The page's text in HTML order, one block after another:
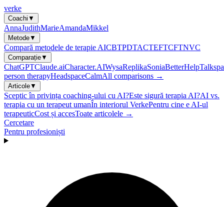
verke
Coachi ▼
AnnaJudithMarieAmandaMikkel
Metode▼
Compară metodele de terapie AICBTPDTACTEFTCFTNVC
Comparație▼
ChatGPTClaude.aiCharacter.AIWysaReplikaSoniaBetterHelp
person therapyHeadspaceCalmAll comparisons →
Articole▼
Sceptic în privința coaching-ului cu AI?Este sigură terapia AI?AI vs.
terapia cu un terapeut umanÎn interiorul VerkePentru cine e AI-ul
terapeuticCost și accesToate articolele →
Cercetare
Pentru profesioniști